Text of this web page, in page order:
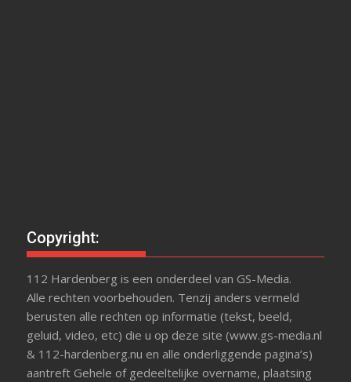
Copyright:
112 Hardenberg is een onderdeel van GS-Media.
Alle rechten voorbehouden. Tenzij anders vermeld
berusten alle rechten op informatie (tekst, beeld,
geluid, video, etc) die u op deze site (www.gs-media.nl
& 112-hardenberg.nu en alle onderliggende pagina’s)
aantreft Gehele of gedeeltelijke overname, plaatsing